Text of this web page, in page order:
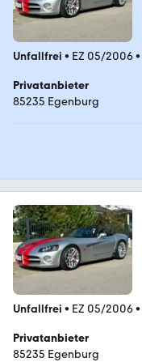
Unfallfrei • EZ 05/2006•
Privatanbieter
85235 Egenburg
Unfallfrei • EZ 05/2006•
Privatanbieter
85235 Egenburg